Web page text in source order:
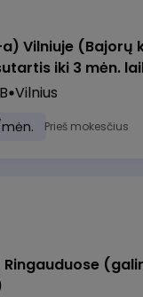
Vilniuje (Bajorų
iki 3 mėn.
Vilnius
Prieš mokesčius